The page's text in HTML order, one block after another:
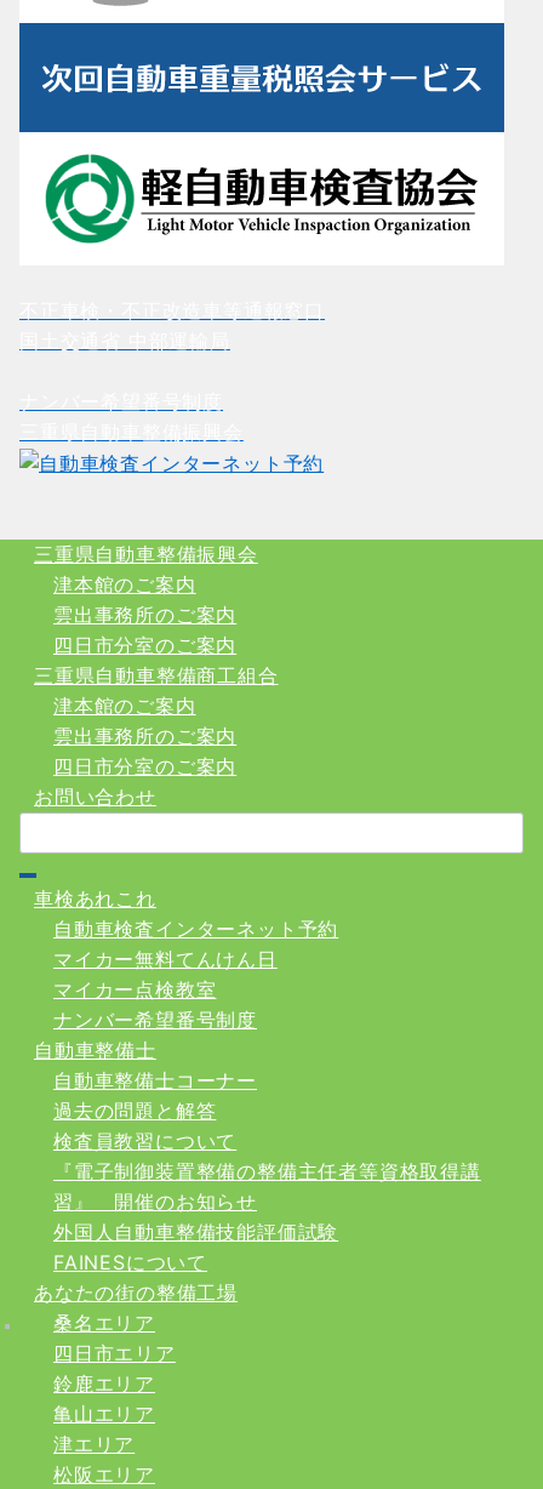
三重県自動車整備振興会
津本館のご案内
雲出事務所のご案内
四日市分室のご案内
三重県自動車整備商工組合
津本館のご案内
雲出事務所のご案内
四日市分室のご案内
お問い合わせ
索：
車検あれこれ
自動車検査インターネット予約
マイカー無料てんけん日
マイカー点検教室
ナンバー希望番号制度
自動車整備士
自動車整備士コーナー
過去の問題と解答
検査員教習について
『電子制御装置整備の整備主任者等資格取得講
習』 開催のお知らせ
外国人自動車整備技能評価試験
FAINESについて
あなたの街の整備工場
桑名エリア
四日市エリア
鈴鹿エリア
亀山エリア
津エリア
松阪エリア